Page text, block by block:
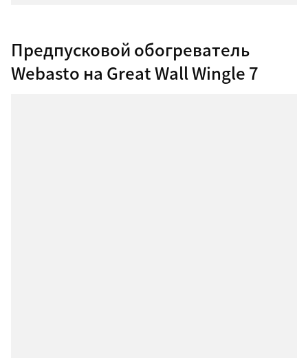
Предпусковой обогреватель
Webasto на Great Wall Wingle 7